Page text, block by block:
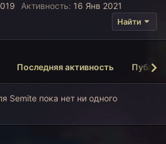
Активность 16 Янв 2021
Найти
Последняя активность
Semite пока нет ни одного